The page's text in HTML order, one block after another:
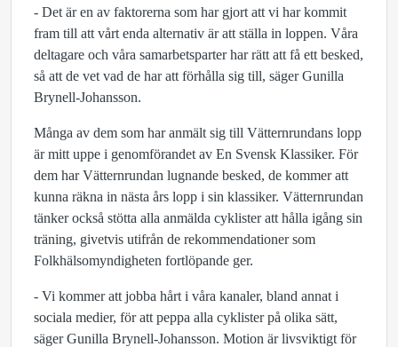
- Det är en av faktorerna som har gjort att vi har kommit
fram till att vårt enda alternativ är att ställa in loppen. Våra
deltagare och våra samarbetsparter har rätt att få ett besked,
så att de vet vad de har att förhålla sig till, säger Gunilla
Brynell-Johansson.
Många av dem som har anmält sig till Vätternrundans lopp
är mitt uppe i genomförandet av En Svensk Klassiker. För
dem har Vätternrundan lugnande besked, de kommer att
kunna räkna in nästa års lopp i sin klassiker. Vätternrundan
tänker också stötta alla anmälda cyklister att hålla igång sin
träning, givetvis utifrån de rekommendationer som
Folkhälsomyndigheten fortlöpande ger.
- Vi kommer att jobba hårt i våra kanaler, bland annat i
sociala medier, för att peppa alla cyklister på olika sätt,
säger Gunilla Brynell-Johansson. Motion är livsviktigt för